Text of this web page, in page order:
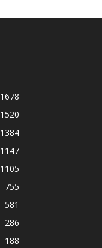
1678
1520
1384
1147
1105
755
581
286
188